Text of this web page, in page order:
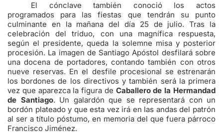
El cónclave también conoció los actos
programados para las fiestas que tendrán su punto
culminante en la mañana del día 25 de julio. Tras la
celebración del triduo, con una magnífica respuesta,
según el presidente, queda la solemne misa y posterior
procesión. La imagen de Santiago Apóstol desfilará sobre
una docena de portadores, contando también con otros
nueve reservas. En el desfile procesional se estrenarán
los bordones de los directivos y también será la primera
vez que aparezca la figura de Caballero de la Hermandad
de Santiago. Un galardón que se representará con un
bordón plateado y que esta vez irá en las andas del patrón
al ser a título póstumo, en memoria del que fuera párroco
Francisco Jiménez.